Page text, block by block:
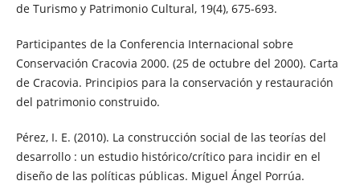
de Turismo y Patrimonio Cultural, 19(4), 675-693.
Participantes de la Conferencia Internacional sobre
Conservación Cracovia 2000. (25 de octubre del 2000). Carta
de Cracovia. Principios para la conservación y restauración
del patrimonio construido.
Pérez, I. E. (2010). La construcción social de las teorías del
desarrollo : un estudio histórico/crítico para incidir en el
diseño de las políticas públicas. Miguel Ángel Porrúa.